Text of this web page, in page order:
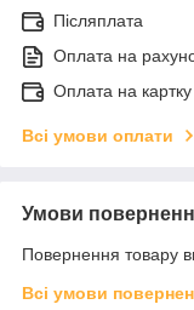
Післяплата
Оплата на
Оплата на
Всі умови оплати
Умови
Повернення товару
Всі умови